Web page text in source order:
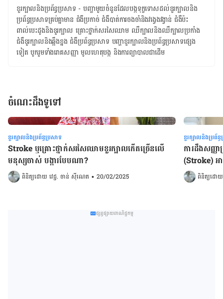
ខួរក្បាល​និង​ប្រព័ន្ធ​ប្រសាទ​​ ​- បញ្ហា​មួយ​ចំនួន​ដែល​បង្ក​ទុក្ខទោស​ដល់​ខួរក្បាល​និង​
ប្រព័ន្ធប្រសាទ​​​គ្រប់​គ្នា​មាន ជំងឺប្រកាច់ ​ជំងឺបាត់ការចងចាំនិងវង្វេងវង្វាន់ ​ជំងឺប៉ះ
ពាល់បេះដូងនិងខួរក្បាល ​គ្រោះថ្នាក់សរសៃឈាម ​ឈឺក្បាលនិងឈឺក្បាលប្រកាំង ​
ជំងឺ​ខួរ​ក្បាលនិង​ឆ្អឹង​ខ្នង ​ជំងឺ​ប្រព័ន្ធ​ប្រសាទ ​បញ្ហាខួរក្បាលនិងប្រព័ន្ធ​ប្រសាទផ្សេង
ទៀត ​​បូករួម​ទាំង​រោគសញ្ញា មូលហេតុ​បង្ក និង​ការ​ព្យាបាល​ជា​ដើម
ចំណេះដឹងទូទៅ
ខួរក្បាលនិងប្រព័ន្ធប្រសាទ
Stroke ឬគ្រោះថ្នាក់សរសៃឈាមខួរក្បាលកើតច្រើនលើ
មនុស្សចាស់ បង្ការបែបណា?
ពិនិត្យដោយ វេជ្ជ. ចាន់ ស៊ីណេត • 20/02/2025
ខួរក្បាលនិងប្រព័ន្
ការដឹងសញ្ញ
(Stroke)
ពិនិត្យដោ
ផ្សព្វផ្សាយពាណិជ្ជកម្ម